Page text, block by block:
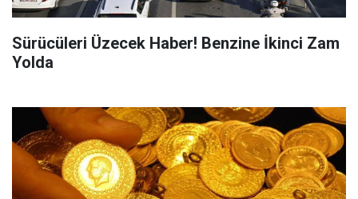
Sürücüleri Üzecek Haber! Benzine İkinci Zam
Yolda